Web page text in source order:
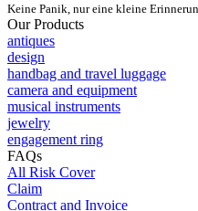
Keine Panik, nur eine kleine
Our Products
antiques
design
handbag and travel luggage
camera and equipment
musical instruments
jewelry
engagement ring
FAQs
All Risk Cover
Claim
Contract and Invoice